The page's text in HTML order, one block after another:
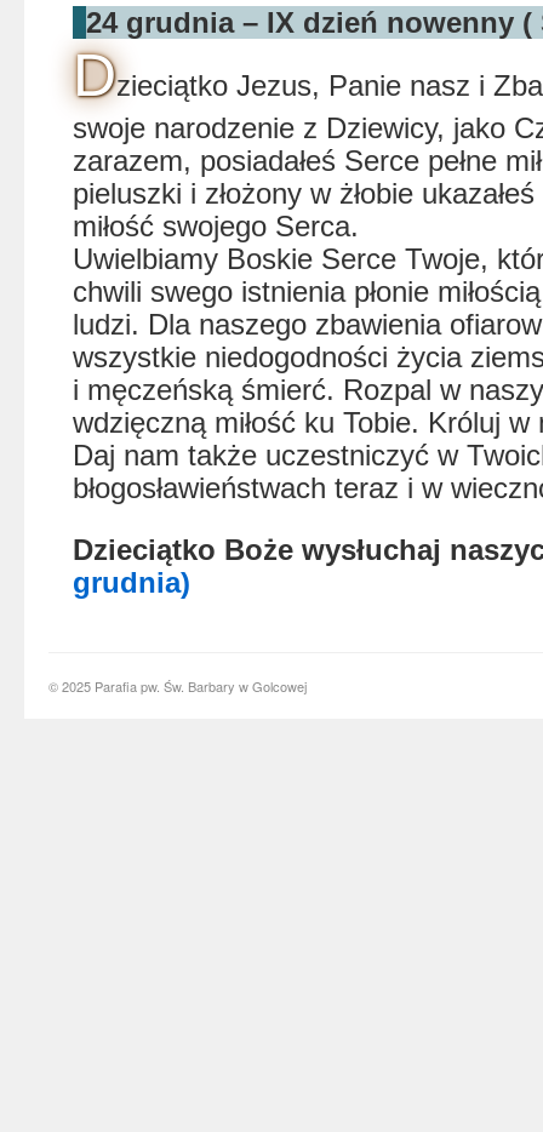
24 grudnia – IX dzień nowenny (
Dzieciątko Jezus, Panie nasz i
swoje narodzenie z Dziewicy, jako
zarazem, posiadałeś Serce pełne
pieluszki i złożony w żłobie
miłość swojego Serca.
Uwielbiamy Boskie Serce Twoje,
chwili swego istnienia płonie
ludzi. Dla naszego zbawienia
wszystkie niedogodności życia
i męczeńską śmierć. Rozpal w
wdzięczną miłość ku Tobie. Króluj
Daj nam także uczestniczyć w
błogosławieństwach teraz i w
Dzieciątko Boże wysłuchaj
grudnia)
© 2025 Parafia pw. Św. Barbary w Golcowej